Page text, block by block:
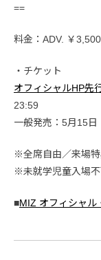
==
料金：ADV. ￥3,500
・チケット
オフィシャルHP先
23:59
一般発売：5月15日
※全席自由／来場
※未就学児童入場
■MIZ オフィシャル